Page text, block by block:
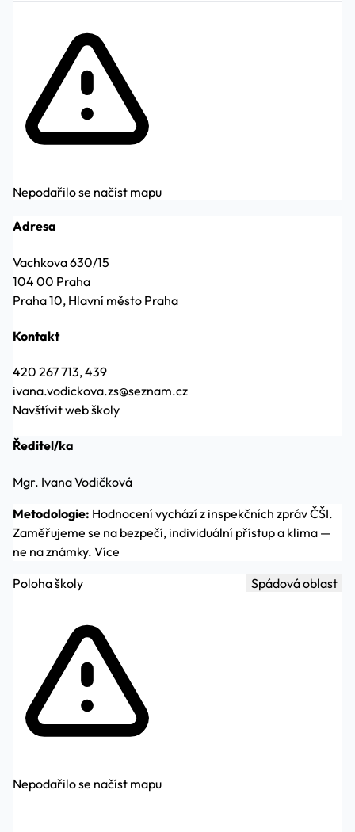
Nepodařilo se načíst mapu
Adresa
Vachkova 630/15
104 00 Praha
Praha 10, Hlavní město Praha
Kontakt
420 267 713, 439
ivana.vodickova.zs@seznam.cz
Navštívit web školy
Ředitel/ka
Mgr. Ivana Vodičková
Metodologie: Hodnocení vychází z inspekčních zpráv ČŠI.
Zaměřujeme se na bezpečí, individuální přístup a klima —
ne na známky. Více
Poloha školy
Spádová oblast
Nepodařilo se načíst mapu